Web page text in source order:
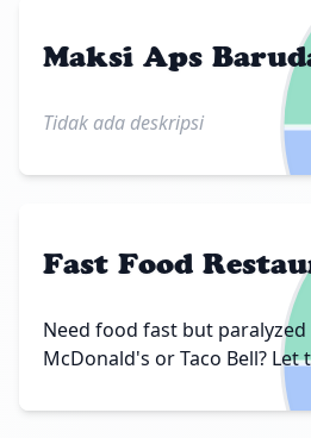
Maksi Aps
Tidak ada deskripsi
Fast Food
Need food fast but paralyzed
McDonald's or Taco Bell? Let